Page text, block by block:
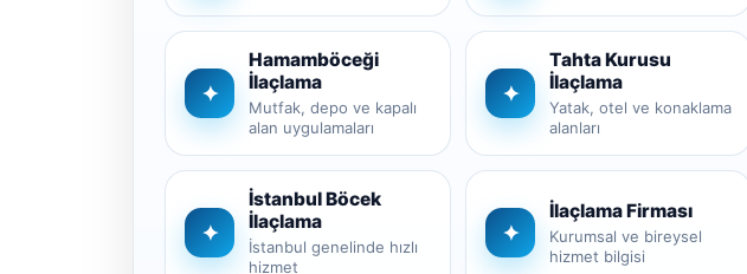
✦
Hamamböceği
İlaçlama
Mutfak, depo ve kapalı
alan uygulamaları
✦
Tahta Kurusu
İlaçlama
Yatak, otel ve konaklama
alanları
✦
İstanbul Böcek
İlaçlama
İstanbul genelinde hızlı
hizmet
✦
İlaçlama Firması
Kurumsal ve bireysel
hizmet bilgisi